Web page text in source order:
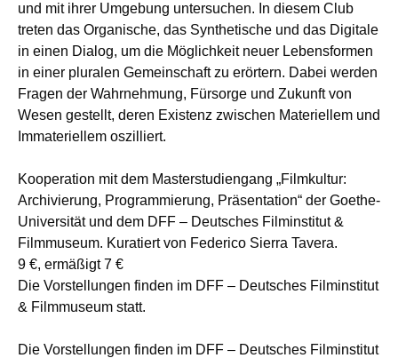
und mit ihrer Umgebung untersuchen. In diesem Club
treten das Organische, das Synthetische und das Digitale
in einen Dialog, um die Möglichkeit neuer Lebensformen
in einer pluralen Gemeinschaft zu erörtern. Dabei werden
Fragen der Wahrnehmung, Fürsorge und Zukunft von
Wesen gestellt, deren Existenz zwischen Materiellem und
Immateriellem oszilliert.
Kooperation mit dem Masterstudiengang „Filmkultur:
Archivierung, Programmierung, Präsentation“ der Goethe-
Universität und dem DFF – Deutsches Filminstitut &
Filmmuseum. Kuratiert von Federico Sierra Tavera.
9 €, ermäßigt 7 €
Die Vorstellungen finden im DFF – Deutsches Filminstitut
& Filmmuseum statt.
Die Vorstellungen finden im DFF – Deutsches Filminstitut